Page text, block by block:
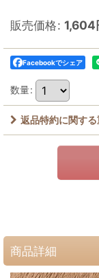
販売価格: 1,604
Facebookでシェア
数量:
返品特約に関す
商品詳細